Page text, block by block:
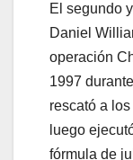
El segundo
Daniel
operación
1997
rescató a
luego
fórmula de